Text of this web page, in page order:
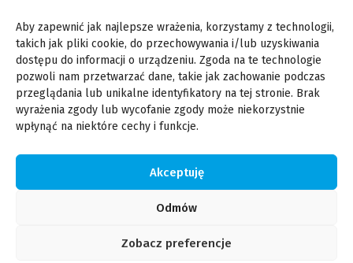
Aby zapewnić jak najlepsze wrażenia, korzystamy z technologii,
takich jak pliki cookie, do przechowywania i/lub uzyskiwania
dostępu do informacji o urządzeniu. Zgoda na te technologie
pozwoli nam przetwarzać dane, takie jak zachowanie podczas
przeglądania lub unikalne identyfikatory na tej stronie. Brak
wyrażenia zgody lub wycofanie zgody może niekorzystnie
wpłynąć na niektóre cechy i funkcje.
Akceptuję
Odmów
Zobacz preferencje
Wypoczynkowa 36, 62-060 Rybojedzko
kontakt@pasjadogsport.pl
509 416 652
509 416 852
Copyright © 2022 PasjaDogSport. Wszystkie prawa zastrzeżone